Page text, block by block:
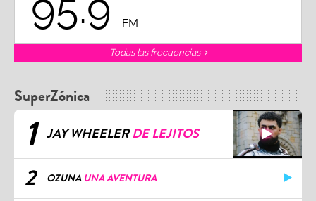
FM
Todas las frecuencias
SuperZónica
1 JAY WHEELERDE LEJITOS
2 OZUNA UNA AVENTURA